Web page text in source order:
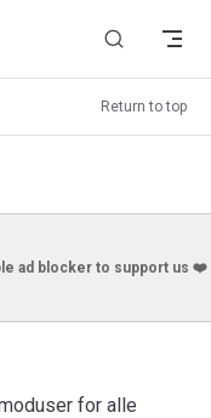
Return to top
ad blocker to support us ❤️
for alle